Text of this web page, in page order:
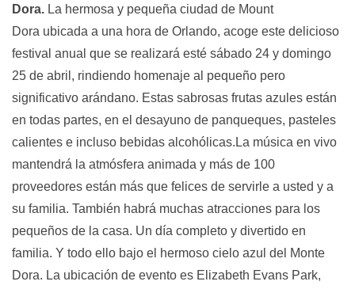
Dora. La hermosa y pequeña ciudad de Mount
Dora ubicada a una hora de Orlando, acoge este delicioso
festival anual que se realizará esté sábado 24 y domingo
25 de abril, rindiendo homenaje al pequeño pero
significativo arándano. Estas sabrosas frutas azules están
en todas partes, en el desayuno de panqueques, pasteles
calientes e incluso bebidas alcohólicas.La música en vivo
mantendrá la atmósfera animada y más de 100
proveedores están más que felices de servirle a usted y a
su familia. También habrá muchas atracciones para los
pequeños de la casa. Un día completo y divertido en
familia. Y todo ello bajo el hermoso cielo azul del Monte
Dora. La ubicación de evento es Elizabeth Evans Park,